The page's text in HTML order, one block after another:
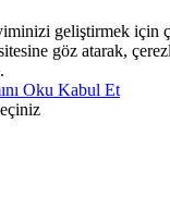
geliştirmek için
göz atarak,
Oku Kabul Et